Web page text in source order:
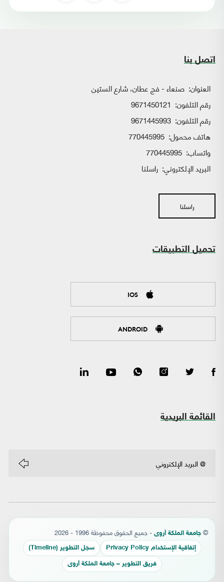
اتصل بنا
العنوان: صنعاء - فج عطان، شارع الستين
رقم التلفون: 9671450121
رقم التلفون: 9671445993
هاتف محمول: 770445995
واتساب:
البريد الإلكتروني: راسلنا
راسلنا
تحميل التطبيقات
IOS
ANDROID
القائمة البريدية
© جامعة الملكة أروى - جميع الحقوق محفوظة 1996 - 2026
إتفاقية الإستخدام Privacy Policy سجل التطوير (Timeline)
فريق التطوير – جامعة الملكة أروى